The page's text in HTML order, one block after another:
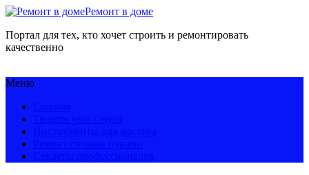
Ремонт в доме
Портал для тех, кто хочет строить и ремонтировать
качественно
Меню